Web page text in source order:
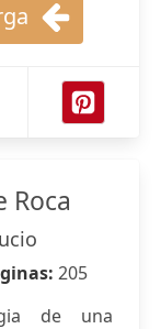
Roca
205
de una